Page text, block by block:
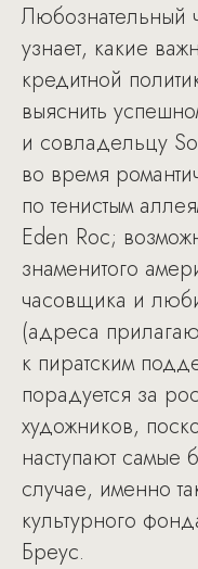
Любознательный
узнает, какие
кредитной
выяснить
и совладельцу
во время
по тенистым
Eden Roc;
знаменитого
часовщика и
(адреса
к пиратским
порадуется за
художников,
наступают самые
случае, именно
культурного
Бреус.